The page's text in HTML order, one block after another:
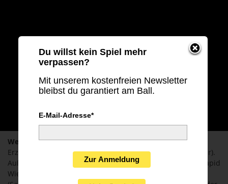
Welche Spiele laufen heute live? Regionalliga Nordost
Erzgebirge Aue gegen BFC Dynamo (Stream & Audio, 19 Uhr).
Außerdem: Qualifikation zurConference League
(Vaduz, Rapid
Wien, St. Gallen, Austria Wien, Lugano) und
Du willst kein Spiel mehr
verpassen?
Mit unserem kostenfreien Newsletter
bleibst du garantiert am Ball.
E-Mail-Adresse*
Zur Anmeldung